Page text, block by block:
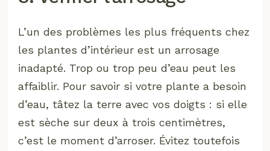
L’un des problèmes les plus fréquents chez
les plantes d’intérieur est un arrosage
inadapté. Trop ou trop peu d’eau peut les
affaiblir. Pour savoir si votre plante a besoin
d’eau, tâtez la terre avec vos doigts : si elle
est sèche sur deux à trois centimètres,
c’est le moment d’arroser. Évitez toutefois